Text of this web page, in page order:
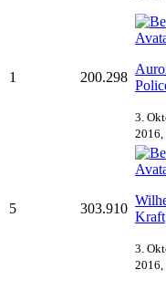
1 200.298
3.
5 303.910
Kraft
3.